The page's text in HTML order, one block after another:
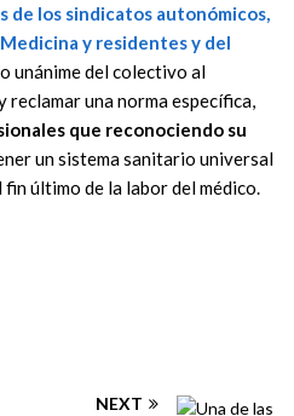
de los sindicatos autonómicos,
y residentes y del
unánime del colectivo al
una norma específica,
que reconociendo su
un sistema sanitario universal
último de la labor del médico.
NEXT